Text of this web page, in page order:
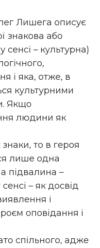
Лишега описує
знакова або
– культурна)
і яка, отже, в
культурними
Якщо
людини як
то в героя
лише одна
підвалина –
– як досвід
і
оповідання і
спільного, адже